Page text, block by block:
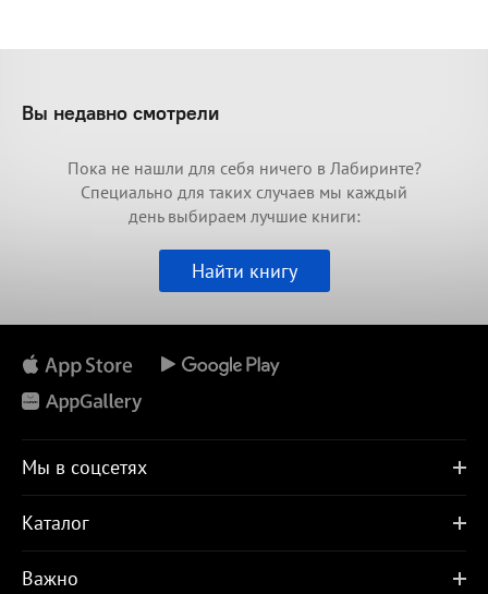
Вы недавно смотрели
Пока не нашли для себя ничего в Лабиринте?
Специально для таких случаев мы каждый
день выбираем лучшие книги:
Найти книгу
Мы в соцсетях
Каталог
Важно